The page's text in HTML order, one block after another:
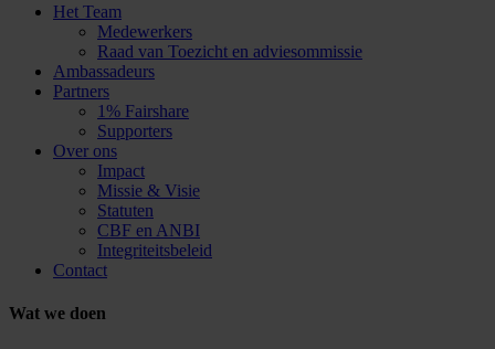
Het Team
Medewerkers
Raad van Toezicht en adviesommissie
Ambassadeurs
Partners
1% Fairshare
Supporters
Over ons
Impact
Missie & Visie
Statuten
CBF en ANBI
Integriteitsbeleid
Contact
Wat we doen